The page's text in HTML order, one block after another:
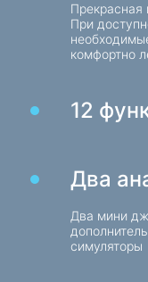
фильтром
Электрические
Стабилизаторы
Зарядки,
Зарядные
Кабели и
Прекрасная
При
комфортно
12
Два
Два мини
симуляторы